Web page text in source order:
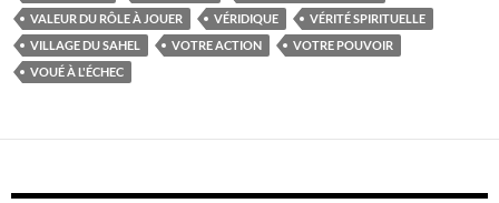
VALEUR DU RÔLE À JOUER
VÉRIDIQUE
VÉRITÉ SPIRITUELLE
VILLAGE DU SAHEL
VOTRE ACTION
VOTRE POUVOIR
VOUÉ À L'ÉCHEC